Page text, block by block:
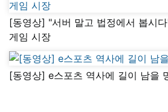
[동영상] "서버 말고 법정에서 봅시
게임 시장
[동영상] e스포츠 역사에 길이 남을